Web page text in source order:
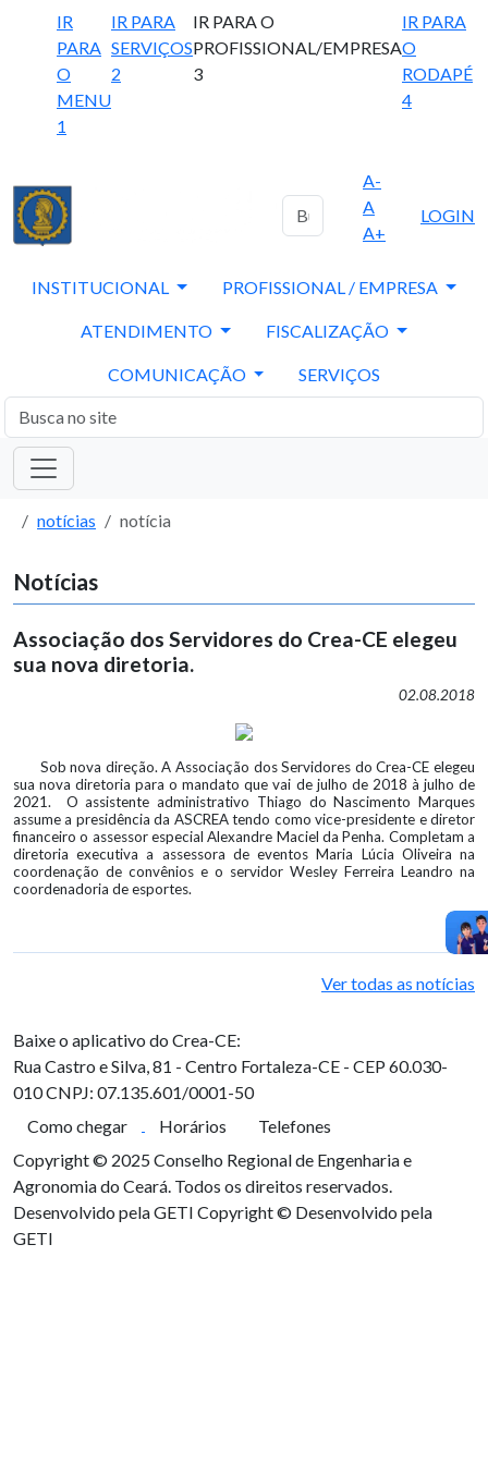
IR
PARA
O
MENU
1
IR PARA
SERVIÇOS
2
IR PARA O
PROFISSIONAL/EMPRESA
3
IR PARA
O
RODAPÉ
4
A-
A
A+
LOGIN
INSTITUCIONAL PROFISSIONAL / EMPRESA
ATENDIMENTO FISCALIZAÇÃO
COMUNICAÇÃO SERVIÇOS
notícias notícia
Notícias
Associação dos Servidores do Crea-CE elegeu
sua nova diretoria.
02.08.2018
Sob nova direção. A Associação dos Servidores do Crea-CE elegeu
sua nova diretoria para o mandato que vai de julho de 2018 à julho de
2021. O assistente administrativo Thiago do Nascimento Marques
assume a presidência da ASCREA tendo como vice-presidente e diretor
financeiro o assessor especial Alexandre Maciel da Penha. Completam a
diretoria executiva a assessora de eventos Maria Lúcia Oliveira na
coordenação de convênios e o servidor Wesley Ferreira Leandro na
coordenadoria de esportes.
Ver todas as notícias
Baixe o aplicativo do Crea-CE:
Rua Castro e Silva, 81 - Centro Fortaleza-CE - CEP 60.030-
010CNPJ: 07.135.601/0001-50
Como chegar
Horários
Telefones
Copyright © 2025 Conselho Regional de Engenharia e
Agronomia do Ceará. Todos os direitos reservados.
Desenvolvido pela GETI Copyright © Desenvolvido pela
GETI